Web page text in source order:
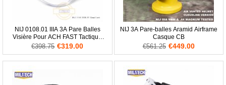
NIJ 0108.01 IIIA 3A Pare Balles
Visière Pour ACH FAST Tactique
Casque Balistique Masque
€398.75 €319.00
NIJ 3A Pare-balles Aramid Airframe
Casque CB
€561.25 €449.00